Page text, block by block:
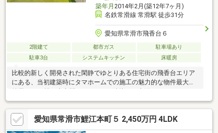
築年月 2014年2月(築12年7ヶ月)
名鉄常滑線 常滑駅 徒歩31分
愛知県常滑市飛香台６
2階建て 都市ガス
駐車場あり
駐車3台
システムキッチン 床暖房
比較的新しく開発された閑静でゆとりある住宅街の飛香台エリア
にある、当初建築時にタマホームでの施工の魅力的な物件最大の
特長は、20帖の大空間LDKとそれに隣接する光溢れるサンルー
ム、主要採光面は南西向きで日当たりも良好太陽光パネル搭載で
家計に優しく、駐車場も3台分（車種により4台まで可能）確保し
ているため来客時も安心です【おすすめポイント】安心のメンテ
ナンス：令和6年6月に外壁塗装を施工済ゆとりの空間と設備：20
愛知県常滑市鯉江本町５ 2,450万円 4LDK